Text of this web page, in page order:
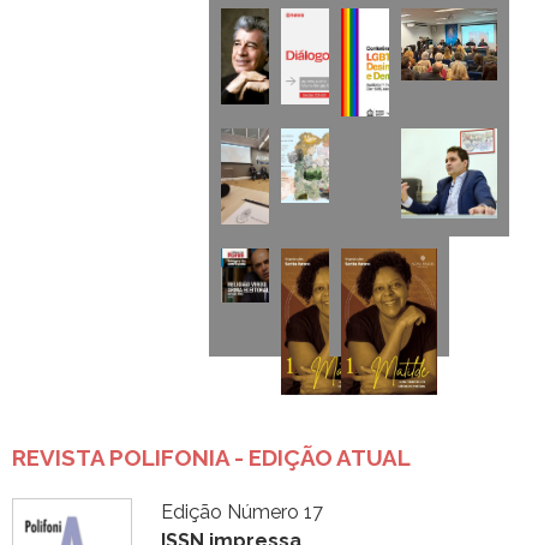
REVISTA POLIFONIA - EDIÇÃO ATUAL
Edição Número 17